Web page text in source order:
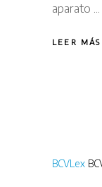
aparato
LEER MÁS
BCVLex